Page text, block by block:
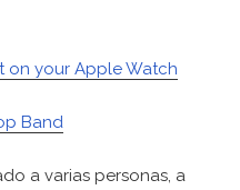
on your Apple Watch
Band
a varias personas, a